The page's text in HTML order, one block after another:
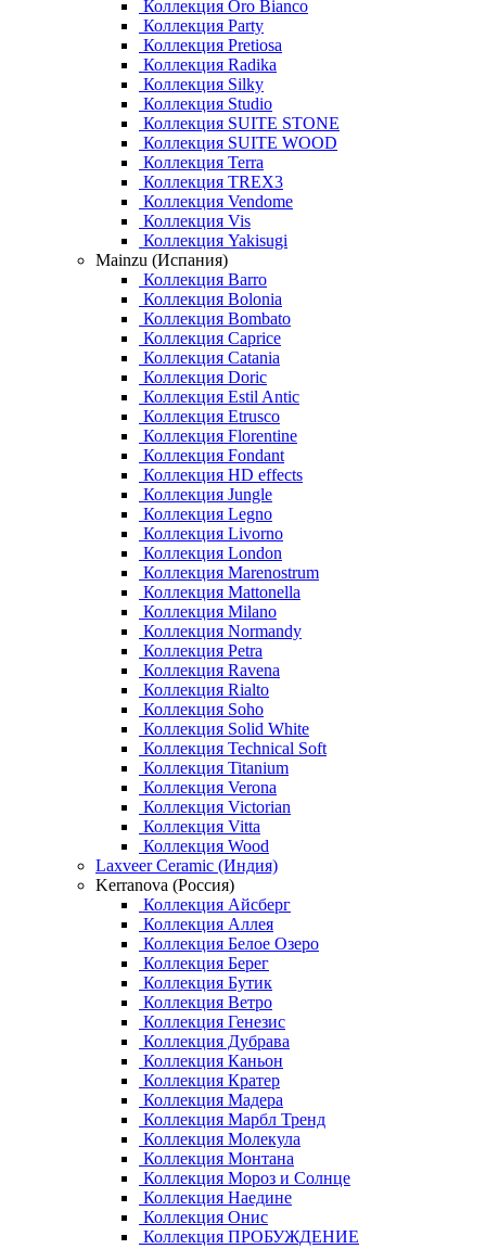
Коллекция Oro Bianco
Коллекция Party
Коллекция Pretiosa
Коллекция Radika
Коллекция Silky
Коллекция Studio
Коллекция SUITE STONE
Коллекция SUITE WOOD
Коллекция Terra
Коллекция TREX3
Коллекция Vendome
Коллекция Vis
Коллекция Yakisugi
Mainzu (Испания)
Коллекция Barro
Коллекция Bolonia
Коллекция Bombato
Коллекция Caprice
Коллекция Catania
Коллекция Doric
Коллекция Estil Antic
Коллекция Etrusco
Коллекция Florentine
Коллекция Fondant
Коллекция HD effects
Коллекция Jungle
Коллекция Legno
Коллекция Livorno
Коллекция London
Коллекция Marenostrum
Коллекция Mattonella
Коллекция Milano
Коллекция Normandy
Коллекция Petra
Коллекция Ravena
Коллекция Rialto
Коллекция Soho
Коллекция Solid White
Коллекция Technical Soft
Коллекция Titanium
Коллекция Verona
Коллекция Victorian
Коллекция Vitta
Коллекция Wood
Laxveer Ceramic (Индия)
Kerranova (Россия)
Коллекция Айсберг
Коллекция Аллея
Коллекция Белое Озеро
Коллекция Берег
Коллекция Бутик
Коллекция Ветро
Коллекция Генезис
Коллекция Дубрава
Коллекция Каньон
Коллекция Кратер
Коллекция Мадера
Коллекция Марбл Тренд
Коллекция Молекула
Коллекция Монтана
Коллекция Мороз и Солнце
Коллекция Наедине
Коллекция Онис
Коллекция ПРОБУЖДЕНИЕ